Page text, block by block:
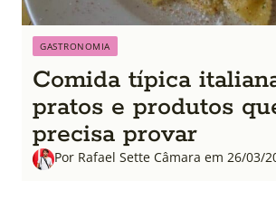
GASTRONOMIA
Comida típica
pratos e produtos
precisa provar
Por Rafael Sette Câmara em 26/03/